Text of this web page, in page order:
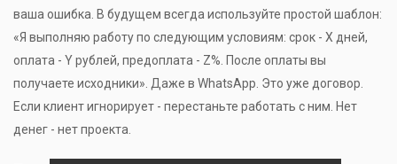
ваша ошибка. В будущем всегда используйте простой шаблон:
«Я выполняю работу по следующим условиям: срок - X дней,
оплата - Y рублей, предоплата - Z%. После оплаты вы
получаете исходники». Даже в WhatsApp. Это уже договор.
Если клиент игнорирует - перестаньте работать с ним. Нет
денег - нет проекта.